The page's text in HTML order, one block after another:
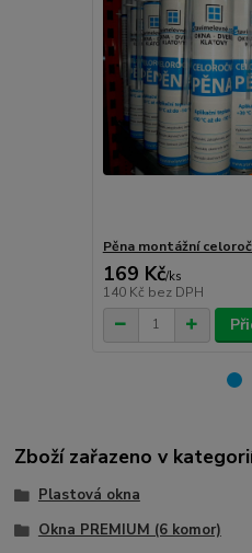
Pěna montážní
169 Kč/ks
140 Kč bez DPH
Zboží zařazeno v
Plastová okna
Okna PREMIUM (6 komor)